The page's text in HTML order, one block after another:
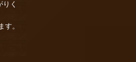
く
す。